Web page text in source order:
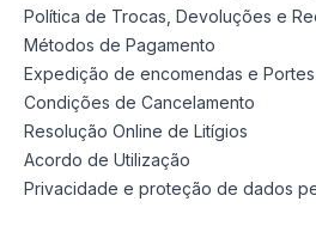
Política de Trocas, Devoluções e
Métodos de Pagamento
Expedição de encomendas e Portes
Condições de Cancelamento
Resolução Online de Litígios
Acordo de Utilização
Privacidade e proteção de dados